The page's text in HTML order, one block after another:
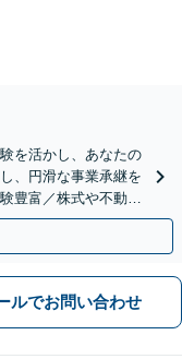
を活かし、あなたの
、円滑な事業承継を
豊富／株式や不動産
に精通」
ルでお問い合わせ